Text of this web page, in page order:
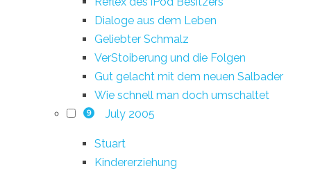
Dialoge aus dem Leben
Geliebter Schmalz
VerStoiberung und die Folgen
Gut gelacht mit dem neuen Salbader
Wie schnell man doch umschaltet
9 July 2005
Stuart
Kindererziehung